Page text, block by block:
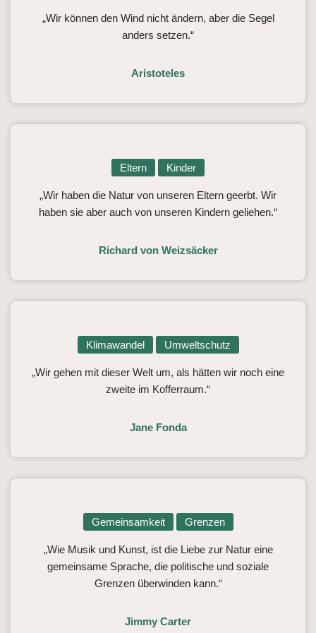
„Wir können den Wind nicht ändern, aber die Segel
anders setzen.“
Aristoteles
Eltern Kinder
„Wir haben die Natur von unseren Eltern geerbt. Wir
haben sie aber auch von unseren Kindern geliehen.“
Richard von Weizsäcker
Klimawandel Umweltschutz
„Wir gehen mit dieser Welt um, als hätten wir noch eine
zweite im Kofferraum.“
Jane Fonda
Gemeinsamkeit Grenzen
„Wie Musik und Kunst, ist die Liebe zur Natur eine
gemeinsame Sprache, die politische und soziale
Grenzen überwinden kann.“
Jimmy Carter